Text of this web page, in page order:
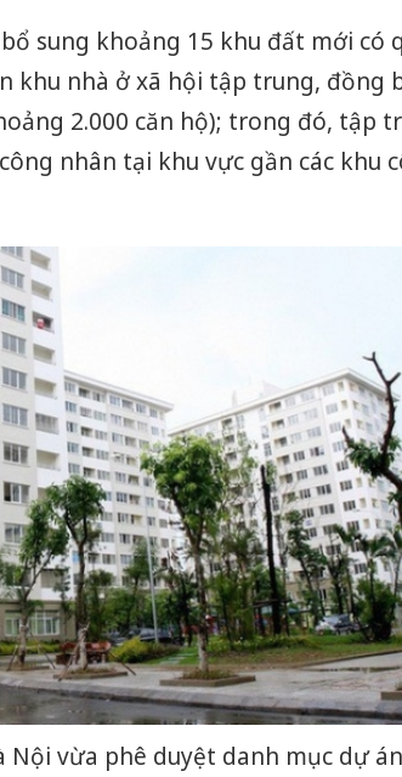
sung khoảng 15 khu đất mới có
khu nhà ở xã hội tập trung, đồng
2.000 căn hộ); trong đó, tập
nhân tại khu vực gần các khu
vừa phê duyệt danh mục dự